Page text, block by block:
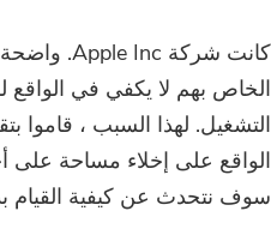
الخاص بهم لا يكفي في الواقع
التشغيل. لهذا السبب ، قاموا
سوف نتحدث عن كيفية القيام